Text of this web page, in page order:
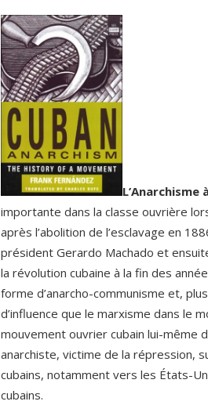
L’Anarchisme
importante dans la classe ouvrière
après l’abolition de l’esclavage en
président Gerardo Machado et
la révolution cubaine à la fin des
forme d’anarcho-communisme et,
d’influence que le marxisme dans le
mouvement ouvrier cubain lui-même
anarchiste, victime de la répression,
cubains, notamment vers les États-
cubains.